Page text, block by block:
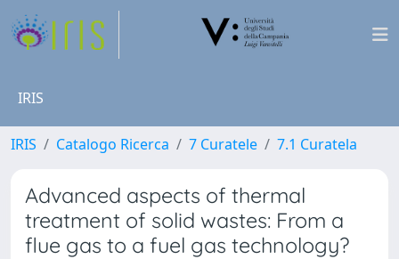
IRIS
IRIS Catalogo Ricerca 7 Curatele 7.1 Curatela
Advanced aspects of thermal
treatment of solid wastes: From a
flue gas to a fuel gas technology?